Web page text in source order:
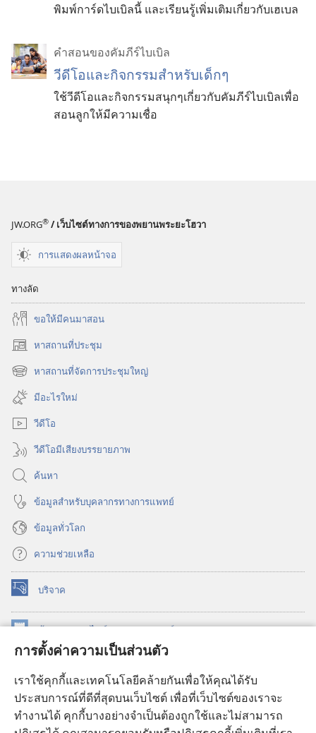
การตั้งค่าความเป็นส่วนตัว
เราใช้คุกกี้และเทคโนโลยีคล้ายกันเพื่อให้คุณได้รับ
ประสบการณ์ที่ดีที่สุดบนเว็บไซต์ เพื่อที่เว็บไซต์ของเราจะ
ทำงานได้ คุกกี้บางอย่างจำเป็นต้องถูกใช้และไม่สามารถ
พิมพ์การ์ดไบเบิลนี้ และเรียนรู้เพิ่มเติมเกี่ยวกับเฮเบล
คำสอนของคัมภีร์ไบเบิล
วีดีโอ​และ​กิจกรรม​สำหรับ​เด็ก​ๆ
ใช้​วีดีโอ​และ​กิจกรรม​สนุก​ๆ​เกี่ยว​กับ​คัมภีร์​ไบเบิล​เพื่อ​
สอน​ลูก​ให้​มี​ความ​เชื่อ
JW.ORG® / เว็บไซต์ทางการของพยานพระยะโฮวา
การแสดงผลหน้าจอ
ทางลัด
ขอ​ให้​มี​คน​มา​สอน
หาสถานที่ประชุม
(เปิด
หน้าต่างหาสถานที่จัดการประชุมใหญ่
(เปิด
หน้าต่าง
ใหม่)
มีอะไรใหม่
วีดีโอ
วีดีโอมีเสียงบรรยายภาพ
ค้นหา
ข้อมูล​สำหรับ​บุคลากร​ทาง​การ​แพทย์
ข้อมูล​ทั่ว​โลก
ความช่วยเหลือ
บริจาค
(เปิด
หน้าต่าง
ใหม่) ห้องสมุดออนไลน์ของวอชเทาเวอร์
หน้าต่าง
®
หน้าต่าง
ใหม่) JW Library®
ห้องสมุดว็อชเทาเวอร์